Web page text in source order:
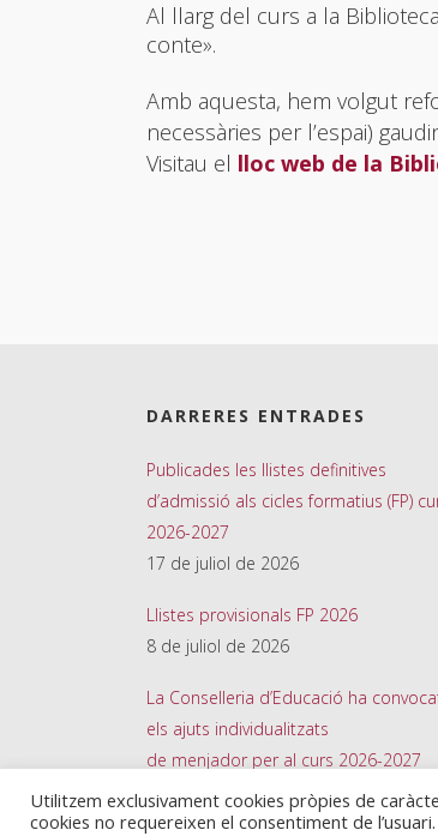
Al llarg del curs a la
conte».
Amb aquesta, hem volgut
necessàries per l’espai)
Visitau el lloc web de la
DARRERES ENTRADES
Publicades les llistes definitives
d’admissió als cicles formatius (FP)
2026-2027
17 de juliol de 2026
Llistes provisionals FP 2026
8 de juliol de 2026
La Conselleria d’Educació ha
els ajuts individualitzats
de menjador per al curs 2026-2027
26 de juny de 2026
Utilitzem exclusivament cookies pròpies de
cookies no requereixen el consentiment de